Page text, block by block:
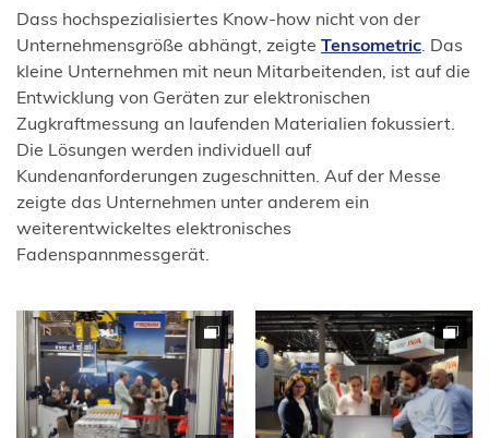
Dass hochspezialisiertes Know-how nicht von der
Unternehmensgröße abhängt, zeigte Tensometric
(Öffnet
einem
neuen
Tab)
. Das
kleine Unternehmen mit neun Mitarbeitenden, ist auf die
Entwicklung von Geräten zur elektronischen
Zugkraftmessung an laufenden Materialien fokussiert.
Die Lösungen werden individuell auf
Kundenanforderungen zugeschnitten. Auf der Messe
zeigte das Unternehmen unter anderem ein
weiterentwickeltes elektronisches
Fadenspannmessgerät.